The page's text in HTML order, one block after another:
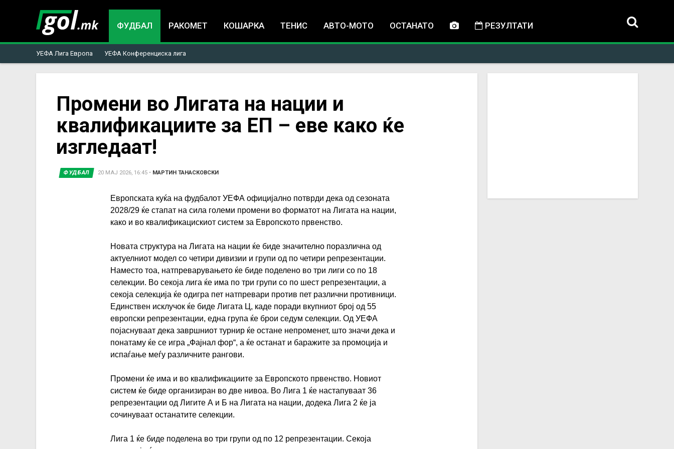
ФУДБАЛ РАКОМЕТ КОШАРКА ТЕНИС АВТО-МОТО ОСТАНАТО РЕЗУЛТАТИ
УЕФА Лига Европа УЕФА Конференциска лига
here
Промени во Лигата на нации и
квалификациите за ЕП – еве како ќе
изгледаат!
ФУДБАЛ 20 МАЈ 2026, 16:45• МАРТИН ТАНАСКОВСКИ
Европската куќа на фудбалот УЕФА официјално потврди дека од сезоната
2028/29 ќе стапат на сила големи промени во форматот на Лигата на нации,
како и во квалификацискиот систем за Европското првенство.
Новата структура на Лигата на нации ќе биде значително поразлична од
актуелниот модел со четири дивизии и групи од по четири репрезентации.
Наместо тоа, натпреварувањето ќе биде поделено во три лиги со по 18
селекции. Во секоја лига ќе има по три групи со по шест репрезентации, а
секоја селекција ќе одигра пет натпревари против пет различни противници.
Единствен исклучок ќе биде Лигата Ц, каде поради вкупниот број од 55
европски репрезентации, една група ќе брои седум селекции. Од УЕФА
појаснуваат дека завршниот турнир ќе остане непроменет, што значи дека и
понатаму ќе се игра „Фајнал фор“, а ќе останат и баражите за промоција и
испаѓање меѓу различните рангови.
Промени ќе има и во квалификациите за Европското првенство. Новиот
систем ќе биде организиран во две нивоа. Во Лига 1 ќе настапуваат 36
репрезентации од Лигите А и Б на Лигата на нации, додека Лига 2 ќе ја
сочинуваат останатите селекции.
Лига 1 ќе биде поделена во три групи од по 12 репрезентации. Секоја